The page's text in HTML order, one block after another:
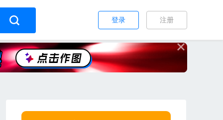
注册
登录